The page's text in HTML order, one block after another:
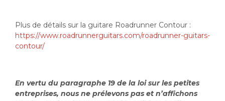
Plus de détails sur la guitare Roadrunner Contour :
https://www.roadrunnerguitars.com/roadrunner-guitars-
contour/
En vertu du paragraphe 19 de la loi sur les petites
entreprises, nous ne prélevons pas et n’affichons